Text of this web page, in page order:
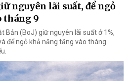
nguyên lãi suất, để ngỏ
tháng 9
Bản (BoJ) giữ nguyên lãi suất ở 1%,
để ngỏ khả năng tăng vào tháng